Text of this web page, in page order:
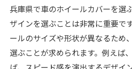
走行性能を向上させる
燃費向上に寄与する選定
ドライビングを楽しむ
高速走行時の安定性を
兵庫県で車のホイールカバーを選
ザインを選ぶことは非常に重要で
ールのサイズや形状が異なるため
選ぶことが求められます。例えば